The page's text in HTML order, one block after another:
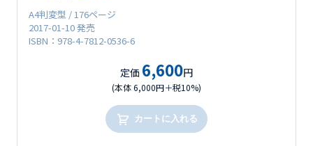
A4判変型 / 176ページ
2017-01-10 発売
ISBN：978-4-7812-0536-6
定価 6,600円
(本体 6,000円＋税10%)
カートに入れる